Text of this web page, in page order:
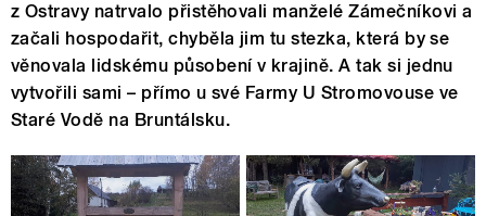
z Ostravy natrvalo přistěhovali manželé Zámečníkovi a
začali hospodařit, chyběla jim tu stezka, která by se
věnovala lidskému působení v krajině. A tak si jednu
vytvořili sami – přímo u své Farmy U Stromovouse ve
Staré Vodě na Bruntálsku.